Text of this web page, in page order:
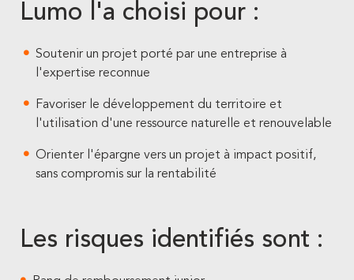
Lumo l'a choisi pour :
Soutenir un projet porté par une entreprise à
l'expertise reconnue
Favoriser le développement du territoire et
l'utilisation d'une ressource naturelle et renouvelable
Orienter l'épargne vers un projet à impact positif,
sans compromis sur la rentabilité
Les risques identifiés sont :